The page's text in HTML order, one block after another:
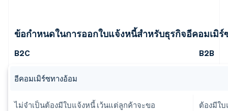
ข้อกำหนดในการออกใบแจ้งหนี้สำหรับธุรกิจอีคอมเมิร์
B2C B2B
อีคอมเมิร์ซทางอ้อม
ไม่จำเป็นต้องมีใบแจ้งหนี้ เว้นแต่ลูกค้าจะขอ ต้องมีใ